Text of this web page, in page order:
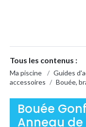
Tous les contenus :
Ma piscine / Guides
accessoires / Bouée,
Bouée
Anneau